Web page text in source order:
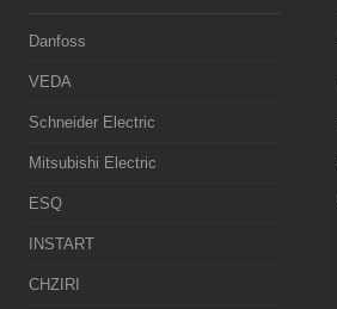
Danfoss
VEDA
Schneider Electric
Mitsubishi Electric
ESQ
INSTART
CHZIRI